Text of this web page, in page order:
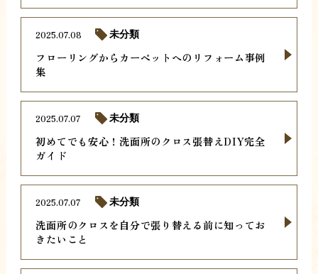
フローリングからカーペットへのリフォーム事例
集
2025.07.08 未分類
初めてでも安心！洗面所のクロス張替えDIY完全
ガイド
2025.07.07 未分類
洗面所のクロスを自分で張り替える前に知ってお
きたいこと
2025.07.07 未分類